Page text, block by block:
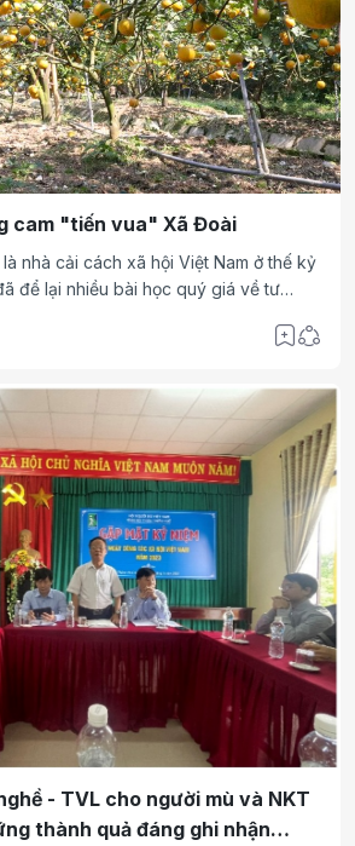
cam "tiến vua" Xã Đoài
nhà cải cách xã hội Việt Nam ở thế kỷ
để lại nhiều bài học quý giá về tư
nước.
- TVL cho người mù và NKT
thành quả đáng ghi nhận